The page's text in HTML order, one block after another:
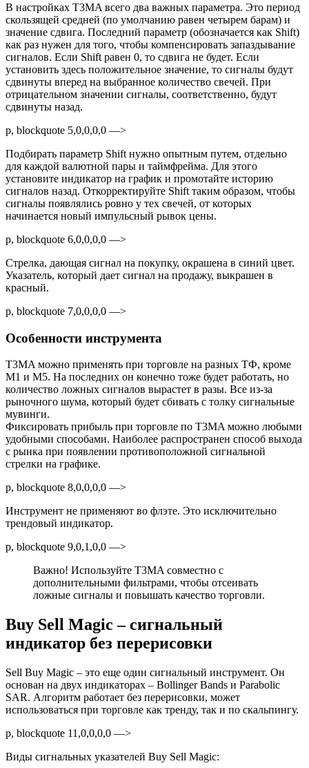
В настройках T3MA всего два важных параметра. Это период
скользящей средней (по умолчанию равен четырем барам) и
значение сдвига. Последний параметр (обозначается как Shift)
как раз нужен для того, чтобы компенсировать запаздывание
сигналов. Если Shift равен 0, то сдвига не будет. Если
установить здесь положительное значение, то сигналы будут
сдвинуты вперед на выбранное количество свечей. При
отрицательном значении сигналы, соответственно, будут
сдвинуты назад.
p, blockquote 5,0,0,0,0 —>
Подбирать параметр Shift нужно опытным путем, отдельно
для каждой валютной пары и таймфрейма. Для этого
установите индикатор на график и промотайте историю
сигналов назад. Откорректируйте Shift таким образом, чтобы
сигналы появлялись ровно у тех свечей, от которых
начинается новый импульсный рывок цены.
p, blockquote 6,0,0,0,0 —>
Стрелка, дающая сигнал на покупку, окрашена в синий цвет.
Указатель, который дает сигнал на продажу, выкрашен в
красный.
p, blockquote 7,0,0,0,0 —>
Особенности инструмента
T3MA можно применять при торговле на разных ТФ, кроме
M1 и M5. На последних он конечно тоже будет работать, но
количество ложных сигналов вырастет в разы. Все из-за
рыночного шума, который будет сбивать с толку сигнальные
мувинги.
Фиксировать прибыль при торговле по T3MA можно любыми
удобными способами. Наиболее распространен способ выхода
с рынка при появлении противоположной сигнальной
стрелки на графике.
p, blockquote 8,0,0,0,0 —>
Инструмент не применяют во флэте. Это исключительно
трендовый индикатор.
p, blockquote 9,0,1,0,0 —>
Важно! Используйте T3MA совместно с
дополнительными фильтрами, чтобы отсеивать
ложные сигналы и повышать качество торговли.
Buy Sell Magic – сигнальный
индикатор без перерисовки
Sell Buy Magic – это еще один сигнальный инструмент. Он
основан на двух индикаторах – Bollinger Bands и Parabolic
SAR. Алгоритм работает без перерисовки, может
использоваться при торговле как тренду, так и по скальпингу.
p, blockquote 11,0,0,0,0 —>
Виды сигнальных указателей Buy Sell Magic: